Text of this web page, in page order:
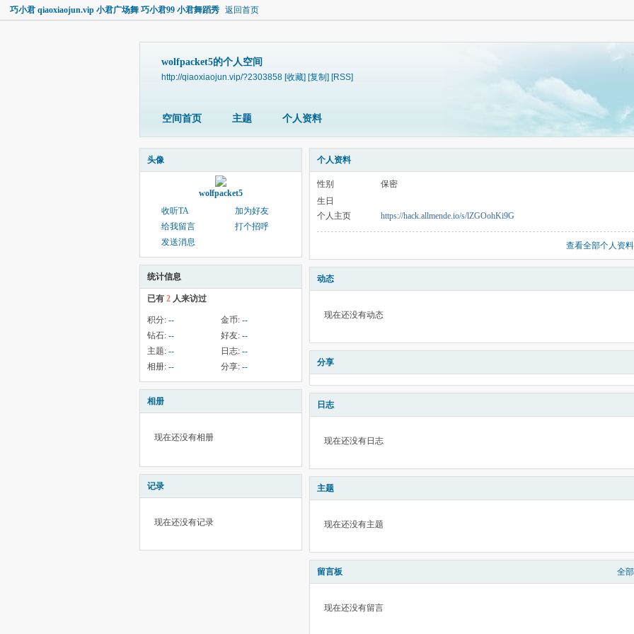
巧小君 qiaoxiaojun.vip 小君广场舞 巧小君99 小君舞蹈秀 返回首页
wolfpacket5的个人空间
http://qiaoxiaojun.vip/?2303858 [收藏] [复制] [RSS]
空间首页 主题 个人资料
头像
wolfpacket5
收听TA
加为好友
给我留言
打个招呼
发送消息
统计信息
已有 2 人来访过
积分: -- 金币: --
钻石: -- 好友: --
主题: -- 日志: --
相册: -- 分享: --
相册
现在还没有相册
记录
现在还没有记录
个人资料
性别
保密
生日
个人主页
https://hack.allmende.io/s/lZGOohKi9G
查看全部个人资料
动态
现在还没有动态
分享
日志
现在还没有日志
主题
现在还没有主题
留言板 全部
现在还没有留言